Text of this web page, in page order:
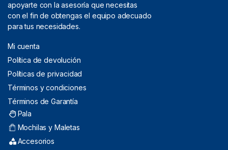
apoyarte con la asesoría que necesitas
con el fin de obtengas el equipo adecuado
para tus necesidades.
Mi cuenta
Política de devolución
Políticas de privacidad
Términos y condiciones
Términos de Garantía
Pala
Mochilas y Maletas
Accesorios